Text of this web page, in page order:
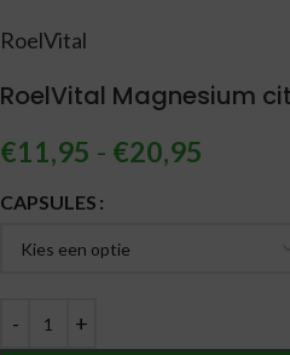
RoelVital
RoelVital Magnesium
€11,95 - €20,95
CAPSULES
Alternative: